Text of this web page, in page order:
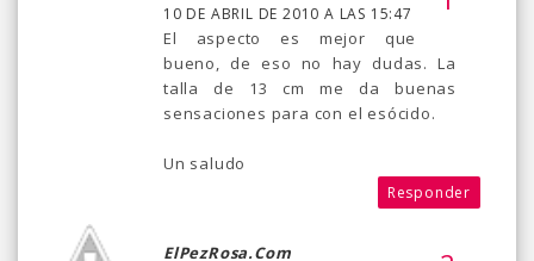
10 DE ABRIL DE 2010 A LAS 15:47
El aspecto es mejor que
bueno, de eso no hay dudas. La
talla de 13 cm me da buenas
sensaciones para con el esócido.
Un saludo
Responder
ElPezRosa.com